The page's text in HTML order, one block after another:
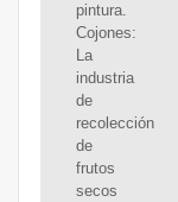
pintura.
Cojones:
La
industria
de
recolección
de
frutos
secos